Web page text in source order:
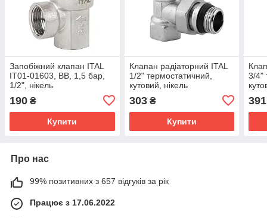
Запобіжний клапан ITAL
IT01-01603, ВВ, 1,5 бар,
1/2", нікель
190 ₴
Купити
Клапан радіаторний ITAL
1/2" термостатичний,
кутовий, нікель
303₴
Купити
3/4"
391
Про нас
99% позитивних з 657 відгуків за рік
Працює з 17.06.2022